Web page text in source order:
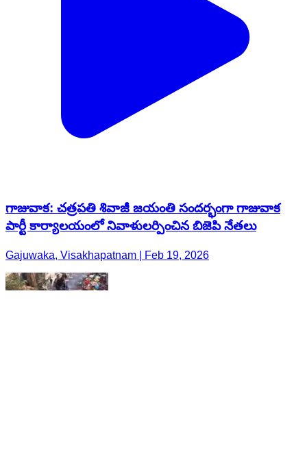
గాజువాక: చత్రపతి శివాజీ జయంతి సందర్భంగా గాజువాక
పార్టీ కార్యాలయంలో నివాళులర్పించిన బిజెపి నేతలు
Gajuwaka, Visakhapatnam | Feb 19, 2026